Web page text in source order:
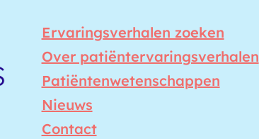
Ervaringsverhalen zoeken
Over patiëntervaringsverhalen
Patiëntenwetenschappen
Nieuws
Contact